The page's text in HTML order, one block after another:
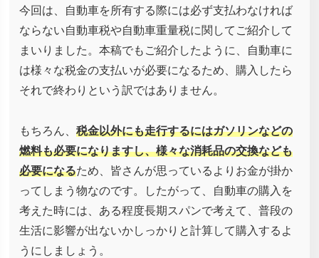
今回は、自動車を所有する際には必ず支払わなければ
ならない自動車税や自動車重量税に関してご紹介して
まいりました。本稿でもご紹介したように、自動車に
は様々な税金の支払いが必要になるため、購入したら
それで終わりという訳ではありません。
もちろん、 税金以外にも走行するにはガソリンなどの
燃料も必要になりますし、様々な消耗品の交換なども
必要になるため、皆さんが思っているよりお金が掛か
ってしまう物なのです。したがって、自動車の購入を
考えた時には、ある程度長期スパンで考えて、普段の
生活に影響が出ないかしっかりと計算して購入するよ
うにしましょう。